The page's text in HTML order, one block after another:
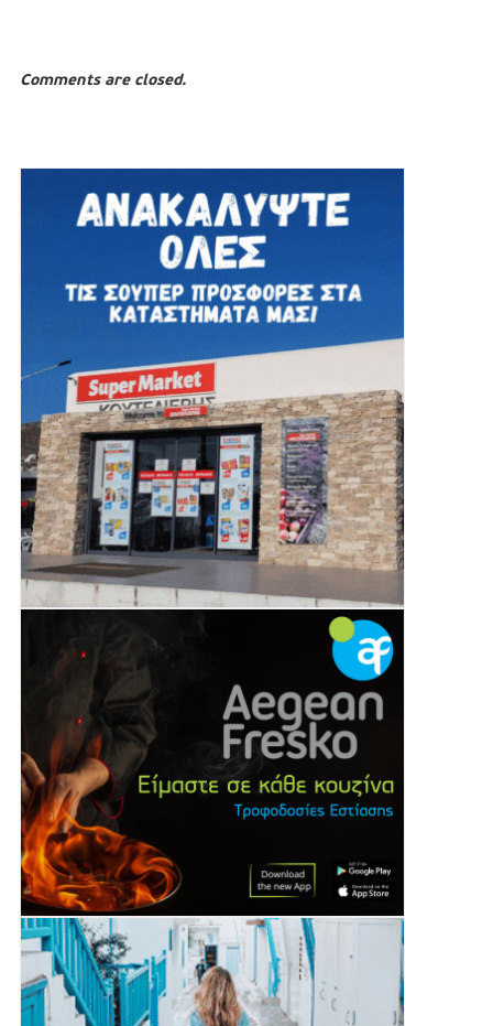
Comments are closed.